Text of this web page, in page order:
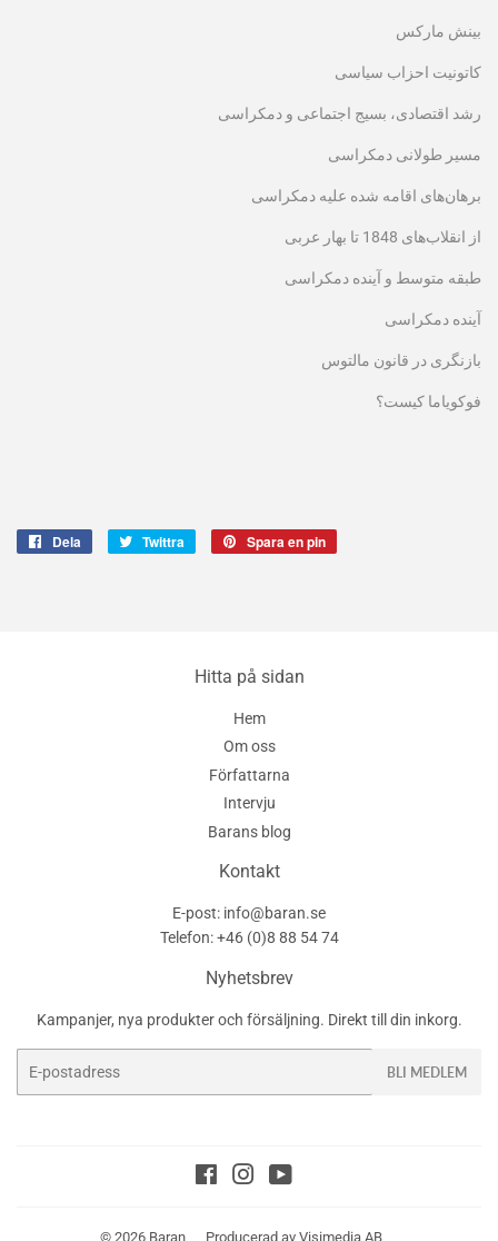
بینش مارکس
کاتونیت احزاب سیاسی
رشد اقتصادی، بسیج اجتماعی و دمکراسی
مسیر طولانی دمکراسی
برهان‌های اقامه شده علیه دمکراسی
از انقلاب‌های 1848 تا بهار عربی
طبقه متوسط و آینده دمکراسی
آینده دمکراسی
بازنگری در قانون مالتوس
فوکویاما کیست؟
Dela
Dela
Twittra
Twittra
Spara en pin
Hitta på sidan
Hem
Om oss
Författarna
Intervju
Barans blog
Kontakt
E-post: info@baran.se
Telefon: +46 (0)8 88 54 74
Nyhetsbrev
Kampanjer, nya produkter och försäljning. Direkt till din inkorg.
post
BLI MEDLEM
FacebookInstagram
© 2026 Baran Producerad av Visimedia AB